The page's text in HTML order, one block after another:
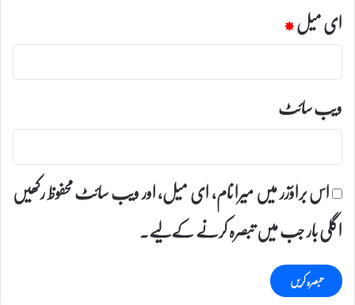
ای میل*
ویب‌ سائٹ
اس براؤزر میں میرا نام، ای میل، اور ویب سائٹ محفوظ رکھیں
اگلی بار جب میں تبصرہ کرنے کےلیے۔